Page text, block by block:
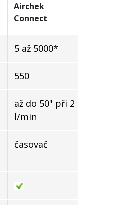
Airchek
Connect
5 až 5000*
550
až do 50" při 2
l/min
časovač